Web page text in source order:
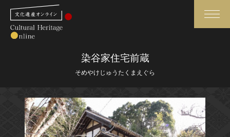
さらに詳細検索
さらに詳細検索
染谷家住宅前蔵
そめやけじゅうたくまえぐら